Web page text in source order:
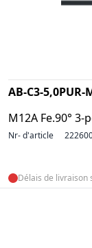
AB-C3-5,0PUR-
M12A Fe.90°
Nr- d'article
Délais de livraison